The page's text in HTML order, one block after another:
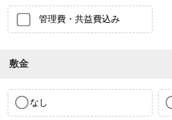
管理費・共益費込み
敷金
なし